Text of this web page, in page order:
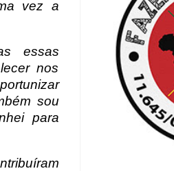
vez a
essas
nos
sou
para